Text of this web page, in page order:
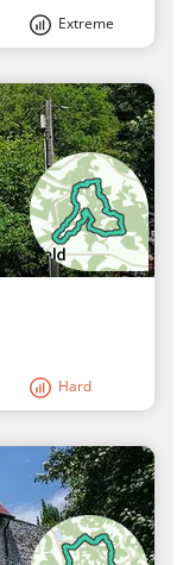
Extreme
Hard